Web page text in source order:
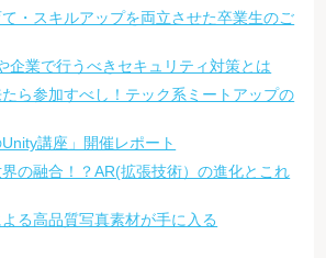
・スキルアップを両立させた卒業生のご
企業で行うべきセキュリティ対策とは
ら参加すべし！テック系ミートアップの
Unity講座」開催レポート
の融合！？AR(拡張技術）の進化とこれ
る高品質写真素材が手に入る